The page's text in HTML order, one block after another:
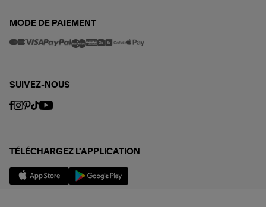
MODE DE PAIEMENT
SUIVEZ-NOUS
TÉLÉCHARGEZ L'APPLICATION